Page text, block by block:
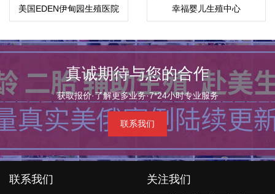
美国EDEN伊甸园生殖医院 幸福婴儿生殖中心
真诚期待与您的合作
获取报价·了解更多业务·7*24小时专业服务
联系我们
联系我们 关注我们